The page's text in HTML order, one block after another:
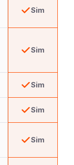
Sim
Sim
Sim
Sim
Sim